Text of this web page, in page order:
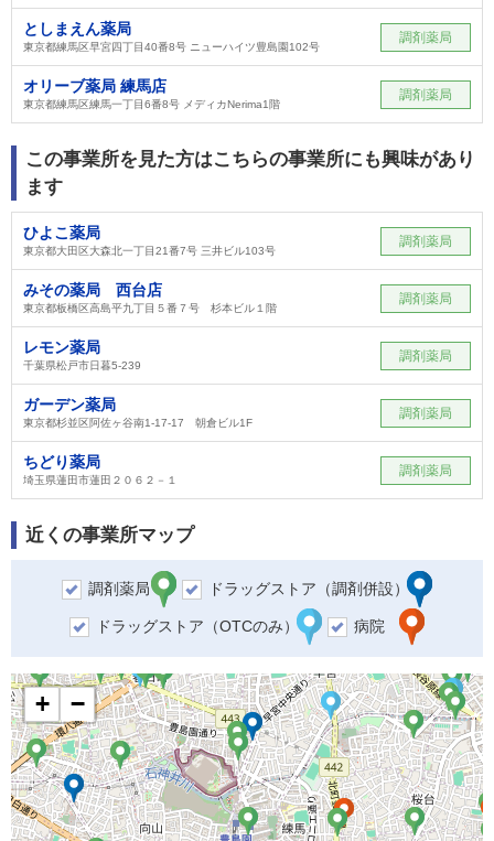
としまえん薬局
東京都練馬区早宮四丁目40番8号 ニューハイツ豊島園102号
調剤薬局
オリーブ薬局 練馬店
東京都練馬区練馬一丁目6番8号 メディカNerima1階
調剤薬局
この事業所を見た方はこちらの事業所にも興味があり
ます
ひよこ薬局
東京都大田区大森北一丁目21番7号 三井ビル103号
調剤薬局
みその薬局 西台店
東京都板橋区高島平九丁目５番７号 杉本ビル１階
調剤薬局
レモン薬局
千葉県松戸市日暮5-239
調剤薬局
ガーデン薬局
東京都杉並区阿佐ヶ谷南1-17-17 朝倉ビル1F
調剤薬局
ちどり薬局
埼玉県蓮田市蓮田２０６２－１
調剤薬局
近くの事業所マップ
調剤薬局 ドラッグストア（調剤併設）
ドラッグストア（OTCのみ） 病院
+ −